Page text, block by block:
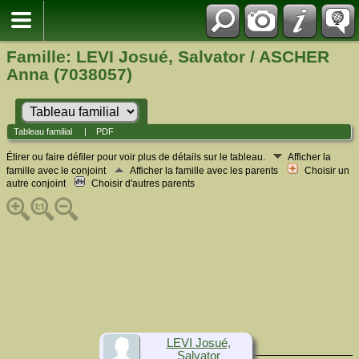
Famille: LEVI Josué, Salvator / ASCHER
Anna (7038057)
Tableau familial PDF
Étirer ou faire défiler pour voir plus de détails sur le tableau.
Afficher la
famille avec le conjoint
Afficher la famille avec les parents
Choisir un
autre conjoint
Choisir d'autres parents
LEVI Josué,
Salvator